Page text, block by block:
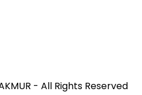
- All Rights Reserved